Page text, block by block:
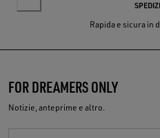
Rapida e sicura in
FOR DREAMERS ONLY
Notizie, anteprime e altro.